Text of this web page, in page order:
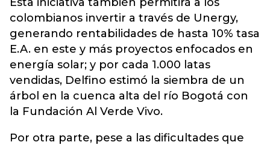
colombianos invertir a través de Unergy,
generando rentabilidades de hasta 10% tasa
E.A. en este y más proyectos enfocados en
energía solar; y por cada 1.000 latas
vendidas, Delfino estimó la siembra de un
árbol en la cuenca alta del río Bogotá con
la Fundación Al Verde Vivo.
Por otra parte, pese a las dificultades que